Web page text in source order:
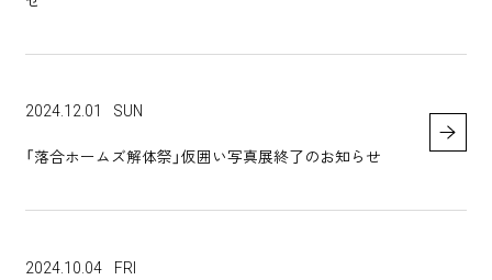
2024.12.01 SUN
「落合ホームズ解体祭」仮囲い写真展終了のお知らせ
2024.10.04 FRI